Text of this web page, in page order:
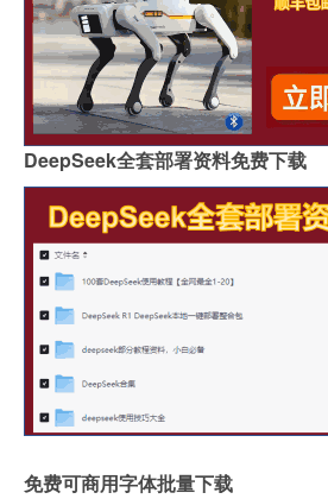
DeepSeek全套部署资料免费下载
免费可商用字体批量下载